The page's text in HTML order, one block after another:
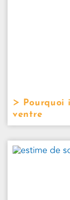
Pourquoi
ventre